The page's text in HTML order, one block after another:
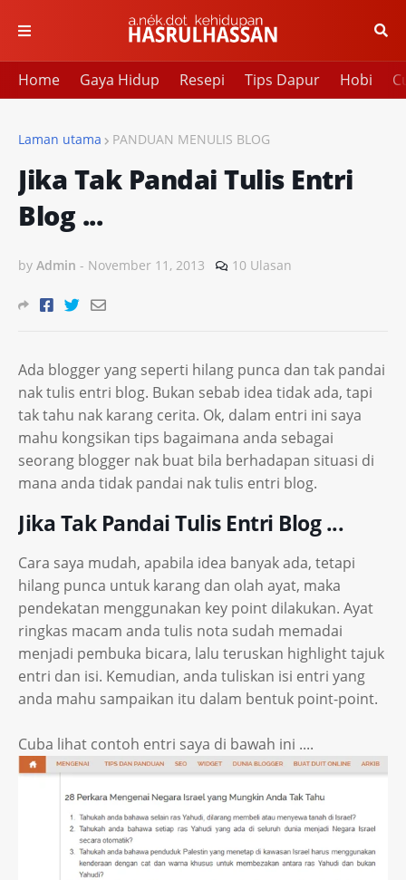
Home Gaya Hidup Resepi Tips Dapur Hobi
Laman utama PANDUAN MENULIS BLOG
Jika Tak Pandai Tulis Entri
Blog ...
by Admin - November 11, 2013 10 Ulasan
Ada blogger yang seperti hilang punca dan tak pandai
nak tulis entri blog. Bukan sebab idea tidak ada, tapi
tak tahu nak karang cerita. Ok, dalam entri ini saya
mahu kongsikan tips bagaimana anda sebagai
seorang blogger nak buat bila berhadapan situasi di
mana anda tidak pandai nak tulis entri blog.
Jika Tak Pandai Tulis Entri Blog ...
Cara saya mudah, apabila idea banyak ada, tetapi
hilang punca untuk karang dan olah ayat, maka
pendekatan menggunakan key point dilakukan. Ayat
ringkas macam anda tulis nota sudah memadai
menjadi pembuka bicara, lalu teruskan highlight tajuk
entri dan isi. Kemudian, anda tuliskan isi entri yang
anda mahu sampaikan itu dalam bentuk point-point.
Cuba lihat contoh entri saya di bawah ini ....